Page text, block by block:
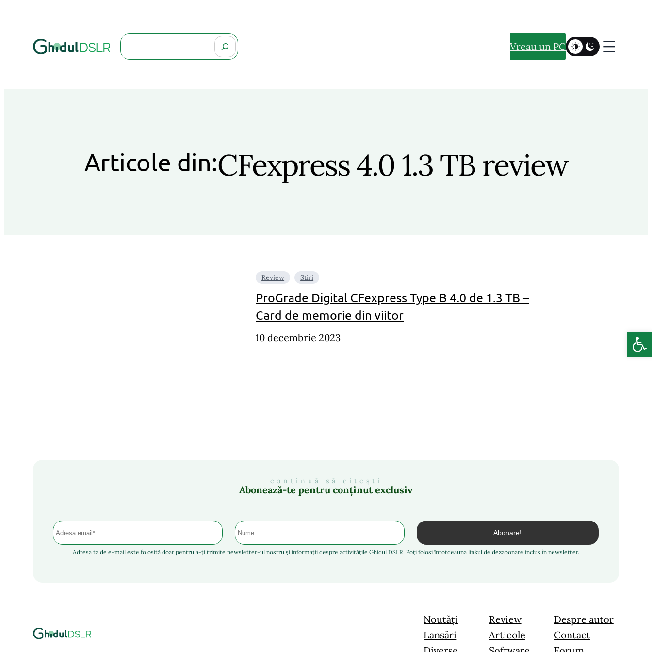
Search Vreau un PC
Articole din:CFexpress 4.0 1.3 TB review
Review Stiri
ProGrade Digital CFexpress Type B 4.0 de 1.3 TB –
Card de memorie din viitor
10 decembrie 2023
continuă să citești
Abonează-te pentru conținut exclusiv
Adresa ta de e-mail este folosită doar pentru a-ți trimite newsletter-ul nostru și informații despre activitățile Ghidul DSLR. Poți folosi întotdeauna linkul de dezabonare inclus în newsletter.
Noutăți
Lansări
Review
Articole
Despre autor
Contact